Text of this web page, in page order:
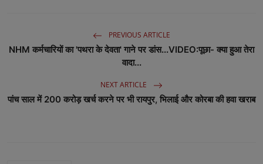
PREVIOUS ARTICLE
NHM कर्मचारियों का 'पथरा के देवता' गाने पर डांस...VIDEO:पूछा- क्या हुआ तेरा
वादा...
NEXT ARTICLE
पांच साल में 200 करोड़ खर्च करने पर भी रायपुर, भिलाई और कोरबा की हवा खराब